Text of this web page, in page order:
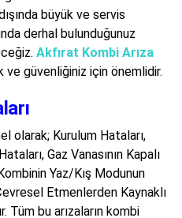
büyük ve servis
derhal bulunduğunuz
Akfırat Kombi Arıza
ve güvenliğiniz için önemlidir.
olarak; Kurulum Hataları,
Gaz Vanasının Kapalı
Yaz/Kış Modunun
Etmenlerden Kaynaklı
Tüm bu arızaların kombi